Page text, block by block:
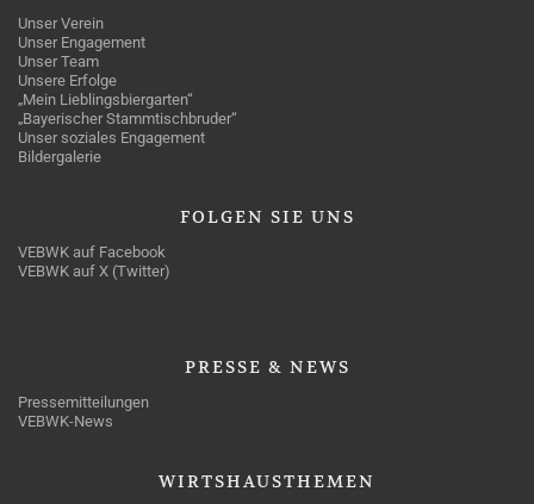
Unser Verein
Unser Engagement
Unser Team
Unsere Erfolge
„Mein Lieblingsbiergarten“
„Bayerischer Stammtischbruder“
Unser soziales Engagement
Bildergalerie
FOLGEN SIE UNS
VEBWK auf Facebook
VEBWK auf X (Twitter)
PRESSE & NEWS
Pressemitteilungen
VEBWK-News
WIRTSHAUSTHEMEN